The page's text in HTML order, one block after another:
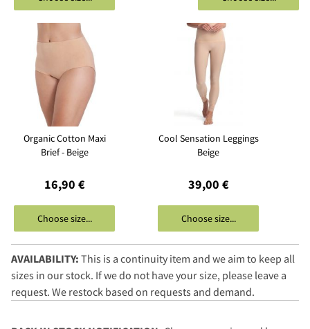
Organic Cotton Maxi
Brief - Beige
16,90 €
Choose size...
Cool Sensation Leggings
Beige
39,00 €
Choose size...
AVAILABILITY: This is a continuity item and we aim to keep all
sizes in our stock. If we do not have your size, please leave a
request. We restock based on requests and demand.